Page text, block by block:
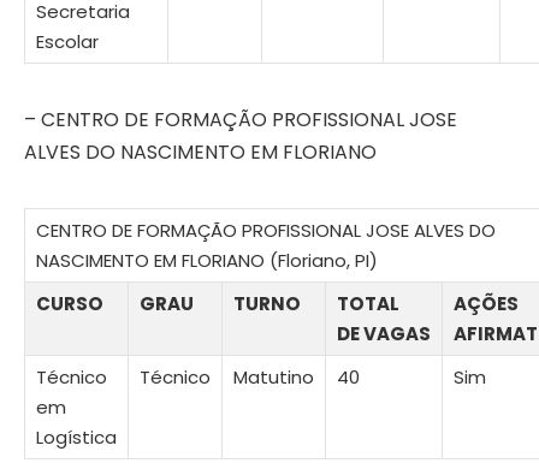
Secretaria
Escolar
– CENTRO DE FORMAÇÃO PROFISSIONAL JOSE
ALVES DO NASCIMENTO EM FLORIANO
CENTRO DE FORMAÇÃO PROFISSIONAL JOSE ALVES DO
NASCIMENTO EM FLORIANO (Floriano, PI)
CURSO
GRAU TURNO
TOTAL
DE VAGAS
AÇÕES
Técnico
em
Logística
Técnico Matutino 40 Sim